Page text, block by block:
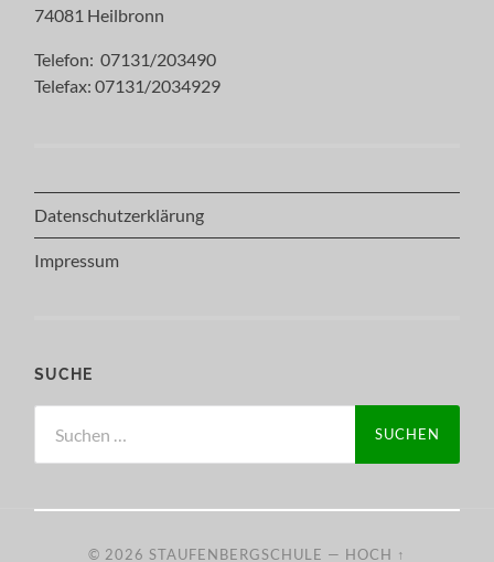
74081 Heilbronn
Telefon: 07131/203490
Telefax: 07131/2034929
Datenschutzerklärung
Impressum
SUCHE
nach:
© 2026 STAUFENBERGSCHULE — HOCH ↑